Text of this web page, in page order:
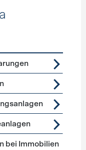
Klima
bei Immobilien